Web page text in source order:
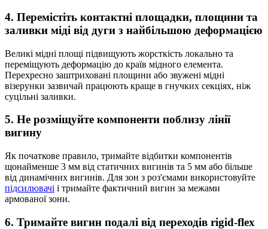
4. Перемістіть контактні площадки, площини та
заливки міді від дуги з найбільшою деформацією
Великі мідні площі підвищують жорсткість локально та
переміщують деформацію до країв мідного елемента.
Перехресно заштриховані площини або звужені мідні
візерунки зазвичай працюють краще в гнучких секціях, ніж
суцільні заливки.
5. Не розміщуйте компоненти поблизу лінії
вигину
Як початкове правило, тримайте відбитки компонентів
щонайменше 3 мм від статичних вигинів та 5 мм або більше
від динамічних вигинів. Для зон з роз'ємами використовуйте
підсилювачі і тримайте фактичний вигин за межами
армованої зони.
6. Тримайте вигин подалі від переходів rigid-flex